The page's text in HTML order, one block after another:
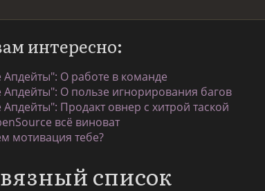
интересно:
О работе в команде
О пользе игнорирования багов
Продакт овнер с хитрой таской
всё виноват
мотивация тебе?
список